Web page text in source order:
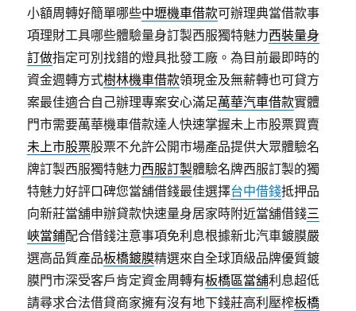
小額周轉好簡單哪些中壢機車借款可辦理典當借款事
項理財工具哪些體驗量身訂製西服獨特魅力西裝量身
訂做指定可別找錯的燈具批發工廠。為目前最即時的
資金週轉方式樹林機車借款領現金及無薪轉也可貸方
案最佳適合自己辦理專案安心滿足萬華汽車借款實體
門市需要萬華機車借款達人快速掌握未上市股票買賣
未上市股票股票不允許公開市場產品提供大眾體驗名
牌訂製西服獨特魅力西服訂製體驗名牌西服訂製的獨
特魅力好評口碑您當舖借錢最佳選擇台中借錢抵押品
向新莊當舖申辦貸款快速量身居家時附近當舖借錢三
峽當鋪配合借錢注意事項免利息根據新北汽車鍍膜嚴
選高品質產品板橋鍍膜精選來自全球頂級品牌優質鍍
膜門市深受客戶肯定資金周轉有板橋區當舖利息超低
請尋求合法借貸商家擁有沒有地下錢莊高利壓榨板橋